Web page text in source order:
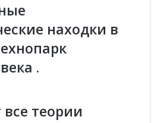
к
о
е
ы
находки в
.
теории